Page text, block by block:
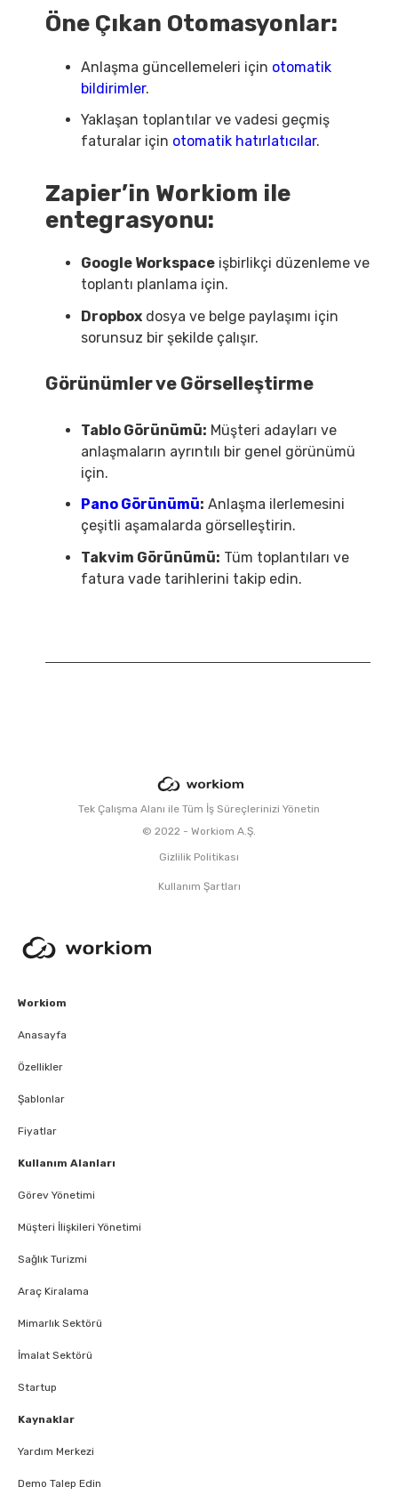
Öne Çıkan Otomasyonlar:
Anlaşma güncellemeleri için otomatik
bildirimler.
Yaklaşan toplantılar ve vadesi geçmiş
faturalar için otomatik hatırlatıcılar.
Zapier’in Workiom ile
entegrasyonu:
Google Workspace işbirlikçi düzenleme ve
toplantı planlama için.
Dropbox dosya ve belge paylaşımı için
sorunsuz bir şekilde çalışır.
Görünümler ve Görselleştirme
Tablo Görünümü: Müşteri adayları ve
anlaşmaların ayrıntılı bir genel görünümü
için.
Pano Görünümü: Anlaşma ilerlemesini
çeşitli aşamalarda görselleştirin.
Takvim Görünümü: Tüm toplantıları ve
fatura vade tarihlerini takip edin.
Tek Çalışma Alanı ile Tüm İş Süreçlerinizi Yönetin
© 2022 - Workiom A.Ş.
Gizlilik Politikası
Kullanım Şartları
Workiom
Anasayfa
Özellikler
Şablonlar
Fiyatlar
Kullanım Alanları
Görev Yönetimi
Müşteri İlişkileri Yönetimi
Sağlık Turizmi
Araç Kiralama
Mimarlık Sektörü
İmalat Sektörü
Startup
Kaynaklar
Yardım Merkezi
Demo Talep Edin